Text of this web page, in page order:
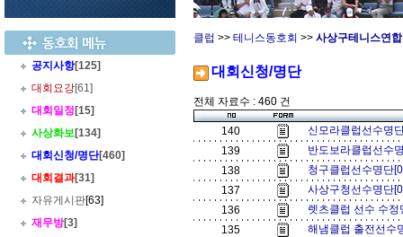
공지사항[125]
대회요강[61]
대회일정 [15]
사상화보[134]
대회신청/명단[460]
대회결과[31]
자유게시판[63]
재무방[3]
클럽 >> 테니스동호회 >> 사상구테니스연
대회신청/명단
전체 자료수 : 460 건
140
신모라클럽선수명
139
반도보라클럽선수
138
청구클럽선수명단
137
사상구청선수명단
136
렛츠클럽 선수 수
135
해냄클럽 출전선수